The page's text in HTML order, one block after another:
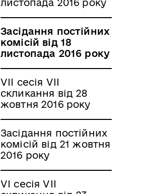
листопада 2016 року
Засідання постійних
комісій від 18
листопада 2016 року
VII сесія VII
скликання від 28
жовтня 2016 року
Засідання постійних
комісій від 21 жовтня
2016 року
VI сесія VII